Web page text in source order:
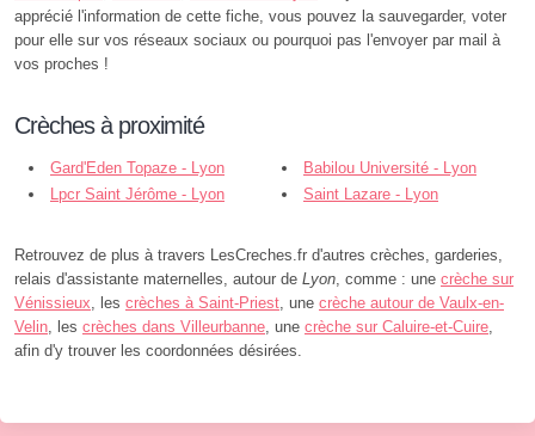
apprécié l'information de cette fiche, vous pouvez la sauvegarder, voter
pour elle sur vos réseaux sociaux ou pourquoi pas l'envoyer par mail à
vos proches !
Crèches à proximité
Gard'Eden Topaze - Lyon
Babilou Université - Lyon
Lpcr Saint Jérôme - Lyon
Saint Lazare - Lyon
Retrouvez de plus à travers LesCreches.fr d'autres crèches, garderies,
relais d'assistante maternelles, autour de Lyon , comme : une crèche sur
Vénissieux , les crèches à Saint-Priest , une crèche autour de Vaulx-en-
Velin , les crèches dans Villeurbanne , une crèche sur Caluire-et-Cuire
afin d'y trouver les coordonnées désirées.